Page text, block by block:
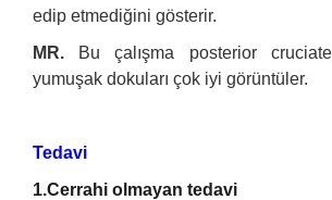
edip etmediğini gösterir.
MR. Bu çalışma posterior
yumuşak dokuları çok iyi görüntüler.
Tedavi
1.Cerrahi olmayan tedavi